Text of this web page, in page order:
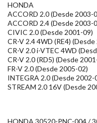
HONDA
ACCORD 2.0 (Desde 2003-
ACCORD 2.4 (Desde 2003-
CIVIC 2.0 (Desde 2001-09)
CR-V 2.4 4WD (RE4)
CR-V 2.0 i-VTEC 4WD
CR-V 2.0 (RD5) (Desde
FR-V 2.0 (Desde 2005-02)
INTEGRA 2.0 (Desde 2002-
STREAM 2.0 16V (Desde